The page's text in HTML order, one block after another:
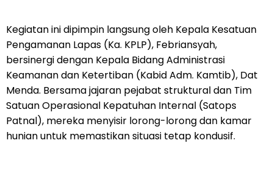
Kegiatan ini dipimpin langsung oleh Kepala Kesatuan
Pengamanan Lapas (Ka. KPLP), Febriansyah,
bersinergi dengan Kepala Bidang Administrasi
Keamanan dan Ketertiban (Kabid Adm. Kamtib), Dat
Menda. Bersama jajaran pejabat struktural dan Tim
Satuan Operasional Kepatuhan Internal (Satops
Patnal), mereka menyisir lorong-lorong dan kamar
hunian untuk memastikan situasi tetap kondusif.